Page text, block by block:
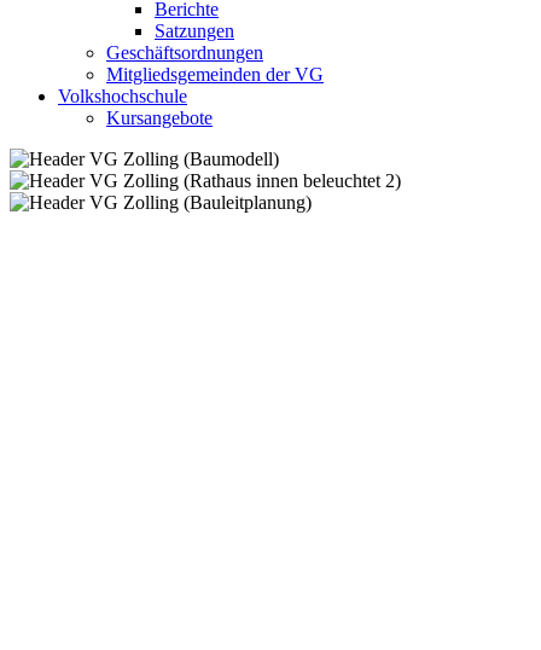
Berichte
Satzungen
Geschäftsordnungen
Mitgliedsgemeinden der VG
Volkshochschule
Kursangebote